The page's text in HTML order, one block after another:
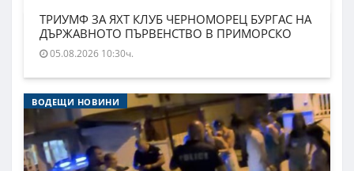
ТРИУМФ ЗА ЯХТ КЛУБ ЧЕРНОМОРЕЦ БУРГАС НА
ДЪРЖАВНОТО ПЪРВЕНСТВО В ПРИМОРСКО
05.08.2026 10:30ч.
ВОДЕЩИ НОВИНИ